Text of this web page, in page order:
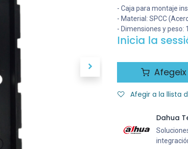
- Caja para montaje
- Material: SPCC
- Dimensiones y peso:
Inicia la
Afegir a la llista
Dahua